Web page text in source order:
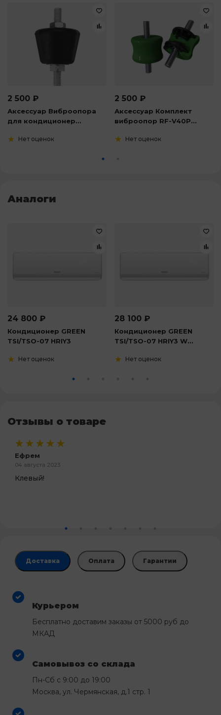
2 500 ₽
Аксессуар Виброопора
для кондиционер...
Нет оценок
2 500 ₽
Аксессуар Комплект
виброопор RF-V40P...
Нет оценок
Аналоги
24 800 ₽
Кондиционер GREEN
TSI/TSO-07 HRIY3
Нет оценок
28 100 ₽
Кондиционер GREEN
TSI/TSO-07 HRIY3 W...
Нет оценок
Отзывы о товаре
Ефрем
04 августа 2023
Клевый!
Доставка Оплата Гарантии
Курьером
Бесплатно доставим заказы от 5000 руб до
МКАД
Самовывоз со склада
Пн-Сб с 9:00 до 19:00
Москва, ул. Чермянская, д.1 стр. 1